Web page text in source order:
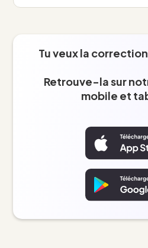
Tu veux la
Retrouve-la sur
mobile et